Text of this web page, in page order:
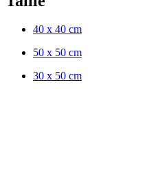
40 x 40 cm
50 x 50 cm
30 x 50 cm